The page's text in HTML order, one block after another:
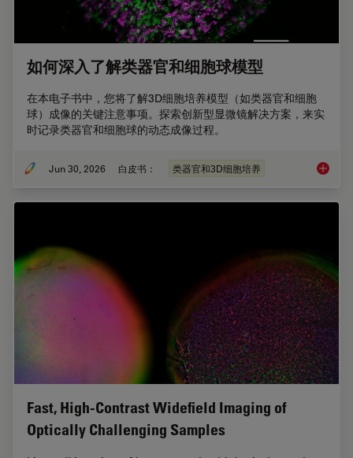
如何深入了解类器官和细胞球模型
在本电子书中，您将了解3D细胞培养模型（如类器官和细胞
球）成像的关键注意事项。探索创新型显微镜解决方案，来实
时记录类器官和细胞球的动态成像过程。
Jun 30, 2026 白皮书： 类器官和3D细胞培养 如何深
Fast, High-Contrast Widefield Imaging of
Optically Challenging Samples